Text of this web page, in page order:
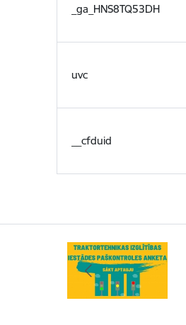
_ga_HNS8TQ53DH
uvc
__cfduid